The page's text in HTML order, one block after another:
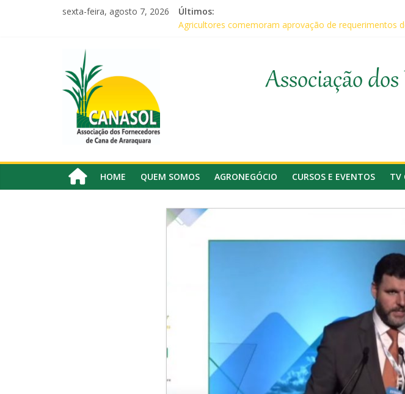
sexta-feira, agosto 7, 2026
Últimos:
Agricultores comemoram aprovação de requerimentos
Associados da Canasol participam da Coopercitrus Expo
Baile Junino (2026) – Canasol
Canasol
Associação
dos
Fornecedores
Associação
HOME QUEM SOMOS AGRONEGÓCIO CURSOS E EVENTOS TV